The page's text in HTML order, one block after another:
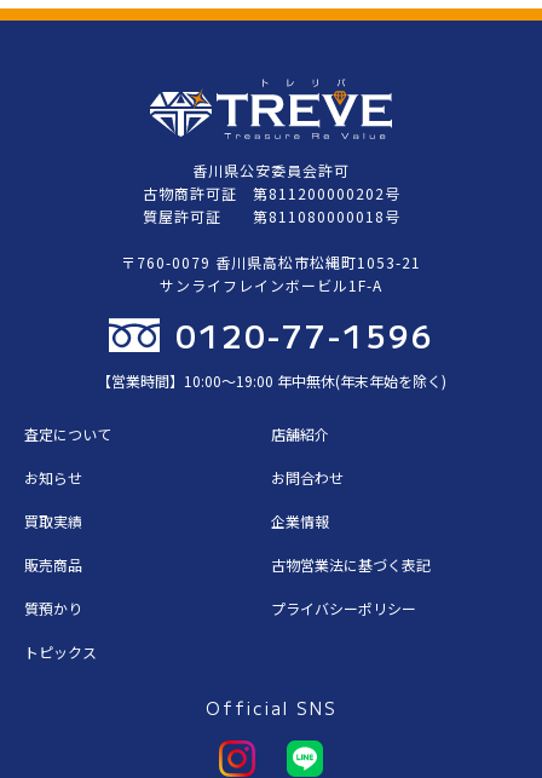
香川県公安委員会許可
古物商許可証 第811200000202号
質屋許可証 第811080000018号
〒760-0079 香川県高松市松縄町1053-21
サンライフレインボービル1F-A
0120-77-1596
【営業時間】10:00〜19:00 年中無休(年末年始を除く)
査定について 店舗紹介
お知らせ お問合わせ
買取実績 企業情報
販売商品 古物営業法に基づく表記
質預かり プライバシーポリシー
トピックス
Official SNS